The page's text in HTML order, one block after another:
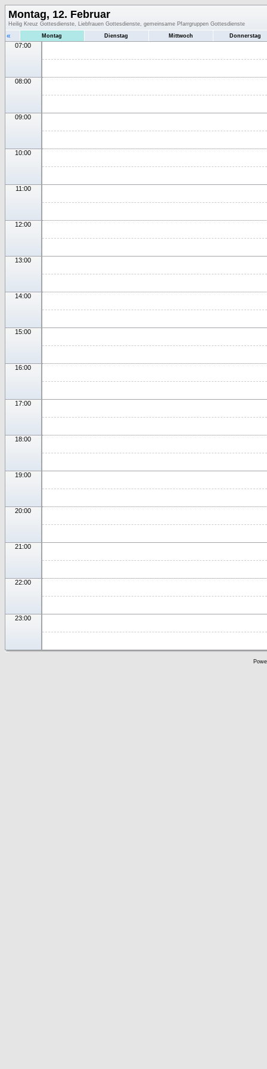
Montag, 12. Februar
Heilig Kreuz Gottesdienste, Liebfrauen Gottesdienste, gemeinsame Pfarrgruppen Gottesdienste
« Montag Dienstag Mittwoch Donnerstag
07:00
08:00
09:00
10:00
11:00
12:00
13:00
14:00
15:00
16:00
17:00
18:00
19:00
20:00
21:00
22:00
23:00